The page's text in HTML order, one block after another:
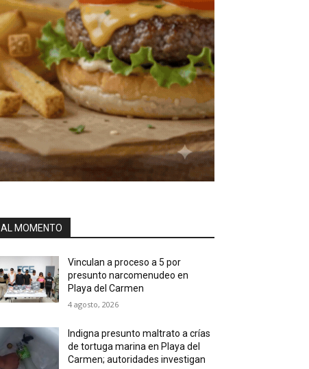
AL MOMENTO
Vinculan a proceso a 5 por
presunto narcomenudeo en
Playa del Carmen
4 agosto, 2026
Indigna presunto maltrato a crías
de tortuga marina en Playa del
Carmen; autoridades investigan